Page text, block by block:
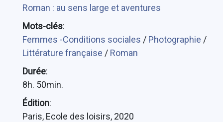
Roman : au sens large et aventures
Mots-clés:
Femmes -Conditions sociales / Photographie /
Littérature française / Roman
Durée:
8h. 50min.
Édition:
Paris, Ecole des loisirs, 2020